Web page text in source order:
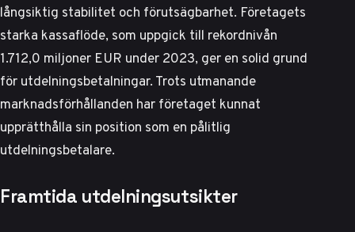
långsiktig stabilitet och förutsägbarhet. Företagets
starka kassaflöde, som uppgick till rekordnivån
1.712,0 miljoner EUR under 2023, ger en solid grund
för utdelningsbetalningar.Trots utmanande
marknadsförhållanden har företaget kunnat
upprätthålla sin position som en pålitlig
utdelningsbetalare.
Framtida utdelningsutsikter